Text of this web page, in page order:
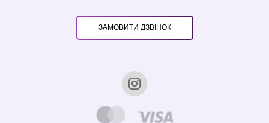
ЗАМОВИТИ ДЗВІНОК